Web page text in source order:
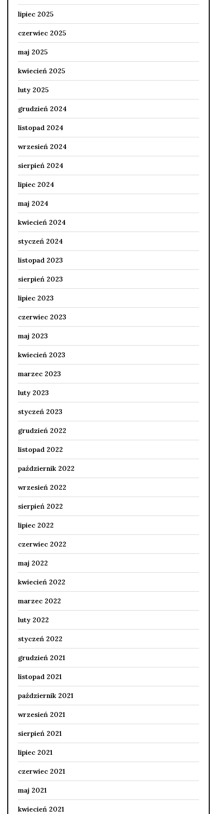
lipiec 2025
czerwiec 2025
maj 2025
kwiecień 2025
luty 2025
grudzień 2024
listopad 2024
wrzesień 2024
sierpień 2024
lipiec 2024
maj 2024
kwiecień 2024
styczeń 2024
listopad 2023
sierpień 2023
lipiec 2023
czerwiec 2023
maj 2023
kwiecień 2023
marzec 2023
luty 2023
styczeń 2023
grudzień 2022
listopad 2022
październik 2022
wrzesień 2022
sierpień 2022
lipiec 2022
czerwiec 2022
maj 2022
kwiecień 2022
marzec 2022
luty 2022
styczeń 2022
grudzień 2021
listopad 2021
październik 2021
wrzesień 2021
sierpień 2021
lipiec 2021
czerwiec 2021
maj 2021
kwiecień 2021